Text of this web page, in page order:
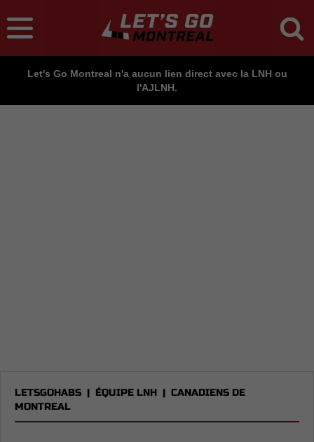
Let's Go Montreal n'a aucun lien direct avec la LNH ou
l'AJLNH.
LETSGOHABS | ÉQUIPE LNH | CANADIENS DE
MONTREAL